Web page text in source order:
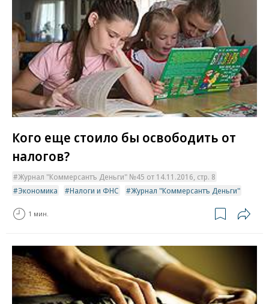
Кого еще стоило бы освободить от
налогов?
Журнал "Коммерсантъ Деньги" №45 от 14.11.2016, стр. 8
Экономика
Налоги и ФНС Журнал "Коммерсантъ Деньги"
1 мин.